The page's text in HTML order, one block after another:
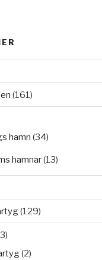
(161)
hamn (34)
hamnar(13)
(129)
(2)